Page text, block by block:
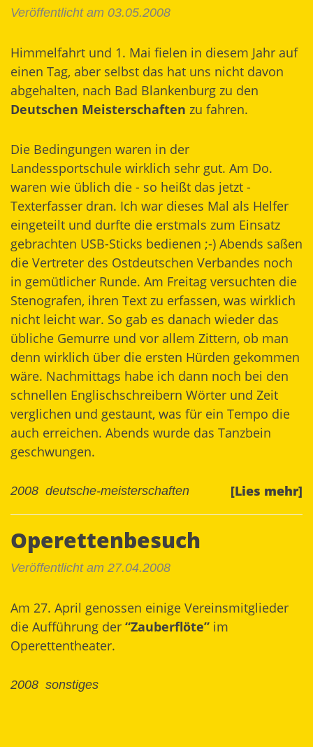
Veröffentlicht am 03.05.2008
Himmelfahrt und 1. Mai fielen in diesem Jahr auf
einen Tag, aber selbst das hat uns nicht davon
abgehalten, nach Bad Blankenburg zu den
Deutschen Meisterschaften zu fahren.
Die Bedingungen waren in der
Landessportschule wirklich sehr gut. Am Do.
waren wie üblich die - so heißt das jetzt -
Texterfasser dran. Ich war dieses Mal als Helfer
eingeteilt und durfte die erstmals zum Einsatz
gebrachten USB-Sticks bedienen ;-) Abends saßen
die Vertreter des Ostdeutschen Verbandes noch
in gemütlicher Runde. Am Freitag versuchten die
Stenografen, ihren Text zu erfassen, was wirklich
nicht leicht war. So gab es danach wieder das
übliche Gemurre und vor allem Zittern, ob man
denn wirklich über die ersten Hürden gekommen
wäre. Nachmittags habe ich dann noch bei den
schnellen Englischschreibern Wörter und Zeit
verglichen und gestaunt, was für ein Tempo die
auch erreichen. Abends wurde das Tanzbein
geschwungen.
[Lies mehr]
2008 deutsche-meisterschaften
Operettenbesuch
Veröffentlicht am 27.04.2008
Am 27. April genossen einige Vereinsmitglieder
die Aufführung der “Zauberflöte” im
Operettentheater.
2008 sonstiges